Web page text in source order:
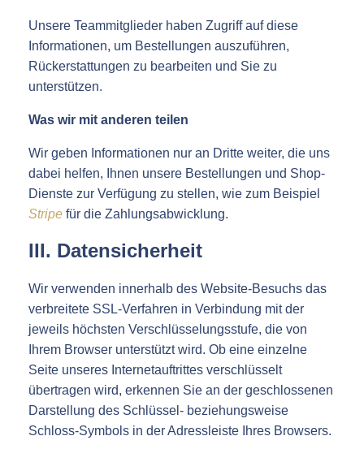
Unsere Teammitglieder haben Zugriff auf diese
Informationen, um Bestellungen auszuführen,
Rückerstattungen zu bearbeiten und Sie zu
unterstützen.
Was wir mit anderen teilen
Wir geben Informationen nur an Dritte weiter, die uns
dabei helfen, Ihnen unsere Bestellungen und Shop-
Dienste zur Verfügung zu stellen, wie zum Beispiel
Stripe für die Zahlungsabwicklung.
III. Datensicherheit
Wir verwenden innerhalb des Website-Besuchs das
verbreitete SSL-Verfahren in Verbindung mit der
jeweils höchsten Verschlüsselungsstufe, die von
Ihrem Browser unterstützt wird. Ob eine einzelne
Seite unseres Internetauftrittes verschlüsselt
übertragen wird, erkennen Sie an der geschlossenen
Darstellung des Schlüssel- beziehungsweise
Schloss-Symbols in der Adressleiste Ihres Browsers.